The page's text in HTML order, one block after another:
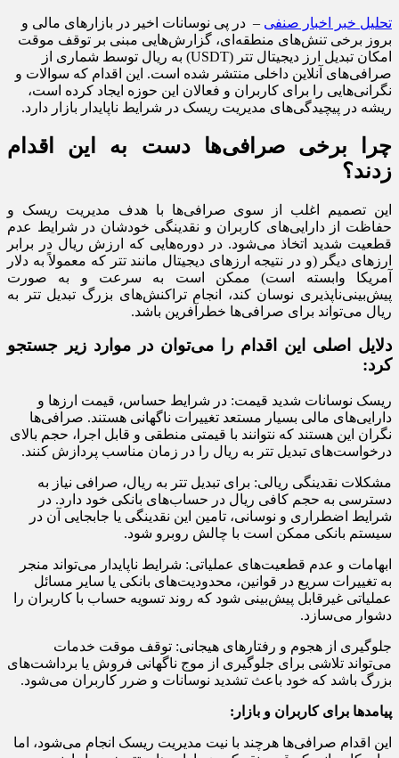
تحلیل خبر اخبار صنفی – در پی نوسانات اخیر در بازارهای مالی و
بروز برخی تنش‌های منطقه‌ای، گزارش‌هایی مبنی بر توقف موقت
امکان تبدیل ارز دیجیتال تتر (USDT) به ریال توسط شماری از
صرافی‌های آنلاین داخلی منتشر شده است. این اقدام که سوالات و
نگرانی‌هایی را برای کاربران و فعالان این حوزه ایجاد کرده است،
ریشه در پیچیدگی‌های مدیریت ریسک در شرایط ناپایدار بازار دارد.
چرا برخی صرافی‌ها دست به این اقدام
زدند؟
این تصمیم اغلب از سوی صرافی‌ها با هدف مدیریت ریسک و
حفاظت از دارایی‌های کاربران و نقدینگی خودشان در شرایط عدم
قطعیت شدید اتخاذ می‌شود. در دوره‌هایی که ارزش ریال در برابر
ارزهای دیگر (و در نتیجه ارزهای دیجیتال مانند تتر که معمولاً به دلار
آمریکا وابسته است) ممکن است به سرعت و به صورت
پیش‌بینی‌ناپذیری نوسان کند، انجام تراکنش‌های بزرگ تبدیل تتر به
ریال می‌تواند برای صرافی‌ها خطرآفرین باشد.
دلایل اصلی این اقدام را می‌توان در موارد زیر جستجو
کرد:
ریسک نوسانات شدید قیمت: در شرایط حساس، قیمت ارزها و
دارایی‌های مالی بسیار مستعد تغییرات ناگهانی هستند. صرافی‌ها
نگران این هستند که نتوانند با قیمتی منطقی و قابل اجرا، حجم بالای
درخواست‌های تبدیل تتر به ریال را در زمان مناسب پردازش کنند.
مشکلات نقدینگی ریالی: برای تبدیل تتر به ریال، صرافی نیاز به
دسترسی به حجم کافی ریال در حساب‌های بانکی خود دارد. در
شرایط اضطراری و نوسانی، تامین این نقدینگی یا جابجایی آن در
سیستم بانکی ممکن است با چالش روبرو شود.
ابهامات و عدم قطعیت‌های عملیاتی: شرایط ناپایدار می‌تواند منجر
به تغییرات سریع در قوانین، محدودیت‌های بانکی یا سایر مسائل
عملیاتی غیرقابل پیش‌بینی شود که روند تسویه حساب با کاربران را
دشوار می‌سازد.
جلوگیری از هجوم و رفتارهای هیجانی: توقف موقت خدمات
می‌تواند تلاشی برای جلوگیری از موج ناگهانی فروش یا برداشت‌های
بزرگ باشد که خود باعث تشدید نوسانات و ضرر کاربران می‌شود.
پیامدها برای کاربران و بازار:
این اقدام صرافی‌ها هرچند با نیت مدیریت ریسک انجام می‌شود، اما